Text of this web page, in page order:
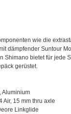
wie die
dämpfender Suntour
Shimano bietet für
gerüstet.
Aluminium
Air, 15 mm thru axle
Linkglide